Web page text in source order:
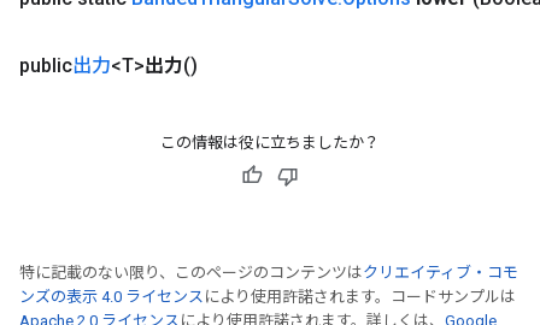
public出力<T>出力()
この情報は役に立ちましたか？
特に記載のない限り、このページのコンテンツはクリエイティブ・コモ
ンズの表示 4.0 ライセンス により使用許諾されます。コードサンプルは
Apache 2.0 ライセンス により使用許諾されます。詳しくは、 Google